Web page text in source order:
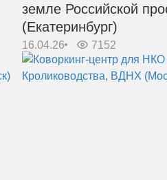
земле Российской
(Екатеринбург)
16.04.26 7152